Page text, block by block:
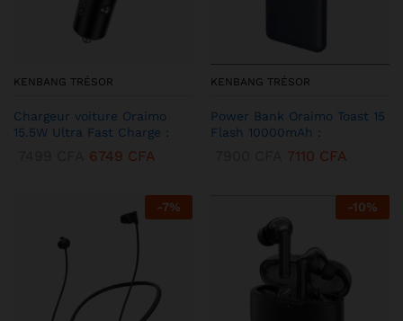
KENBANG TRÉSOR
Chargeur voiture Oraimo
15.5W Ultra Fast Charge :
6749 CFA
KENBANG TRÉSOR
Power Bank Oraimo Toast 15
Flash 10000mAh :
7110 CFA
-7% -10%